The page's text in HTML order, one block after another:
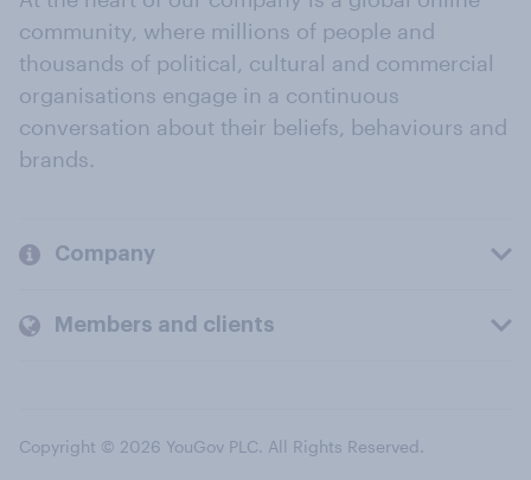
community, where millions of people and
thousands of political, cultural and commercial
organisations engage in a continuous
conversation about their beliefs, behaviours and
brands.
Company
Members and clients
Copyright © 2026 YouGov PLC. All Rights Reserved.